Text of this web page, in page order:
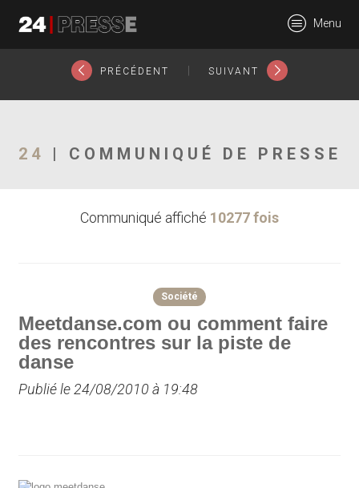
24Presse -
Communiqués de
Menu
PRÉCÉDENT SUIVANT
24 | COMMUNIQUÉ DE PRESSE
Communiqué affiché 10277 fois
Société
Meetdanse.com ou comment faire
des rencontres sur la piste de
danse
Publié le 24/08/2010 à 19:48